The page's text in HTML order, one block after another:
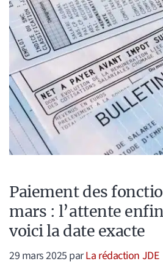
Paiement des
mars : l’attente
voici la date exacte
29 mars 2025 parLa rédaction JDE